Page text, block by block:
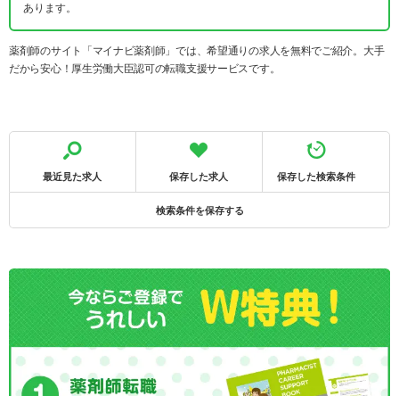
あります。
薬剤師のサイト「マイナビ薬剤師」では、希望通りの求人を無料でご紹介。大手
だから安心！厚生労働大臣認可の転職支援サービスです。
最近見た求人 保存した求人 保存した検索条件
検索条件を保存する